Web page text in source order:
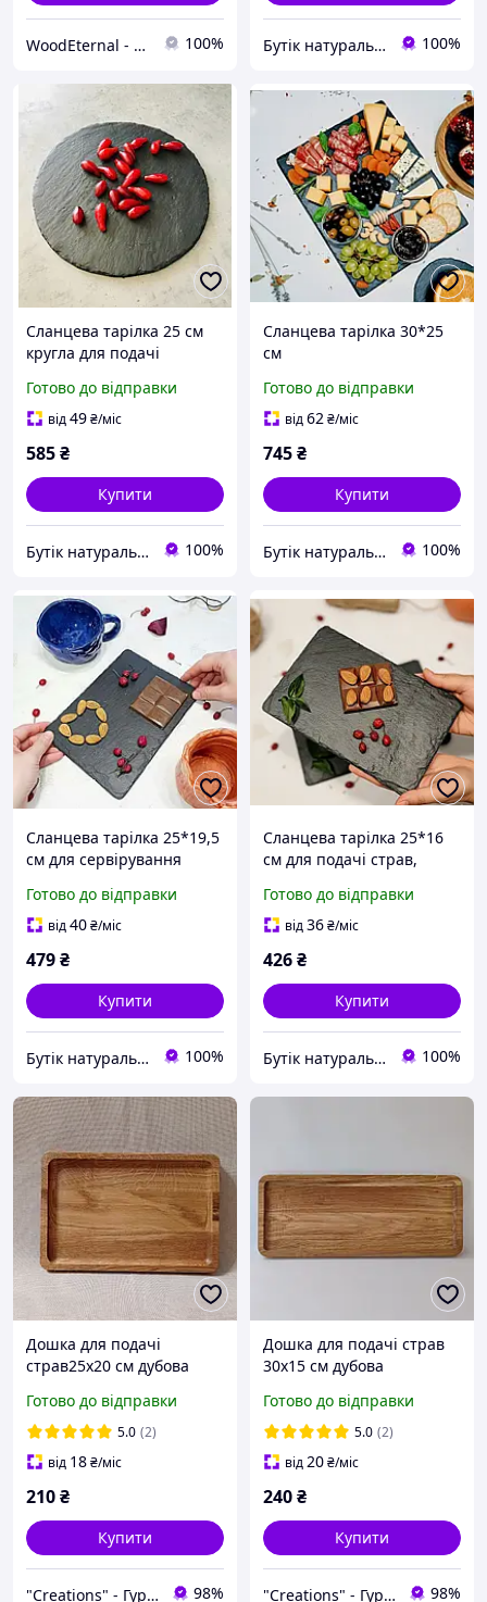
WoodEternal - Вироби з Дерева 100% 100% Бутік натурального сланцю. Виробник сланцевого посуду в Україні 100%
Сланцева тарілка 25 см
кругла для подачі
Готово до відправки
від49₴/міс
585₴
Купити
Бутік натурального сланцю. Виробник сланцевого посуду в Україні 100%
Сланцева тарілка 30*25
см
Готово до відправки
від62₴/міс
745₴
Купити
Бутік натурального сланцю. Виробник сланцевого посуду в Україні 100%
Сланцева тарілка 25*19,5
см для сервірування
Готово до відправки
від40₴/міс
479₴
Купити
Бутік натурального сланцю. Виробник сланцевого посуду в Україні 100%
Сланцева тарілка 25*16
см для подачі страв,
Готово до відправки
від36₴/міс
426₴
Купити
Бутік натурального сланцю. Виробник сланцевого посуду в Україні 100%
Дошка для подачі
страв25х20 см дубова
Готово до відправки
5.0 (2)
від 18₴/міс
210₴
Купити
"Creations" - Гуртово-роздрібний інтернет-магазин креативних виробів 98%
Дошка для подачі страв
30х15 см дубова
Готово до відправки
5.0 (2)
від20₴/міс
240₴
Купити
"Creations" - Гуртово-роздрібний інтернет-магазин креативних виробів 98%